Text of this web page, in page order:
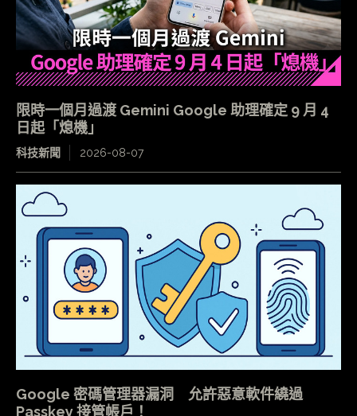
限時一個月過渡 Gemini Google 助理確定 9 月 4
日起「熄機」
科技新聞 2026-08-07
Google 密碼管理器漏洞 允許惡意軟件繞過
Passkey 接管帳戶！